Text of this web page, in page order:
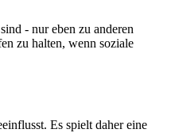
- nur eben zu anderen
zu halten, wenn soziale
Es spielt daher eine